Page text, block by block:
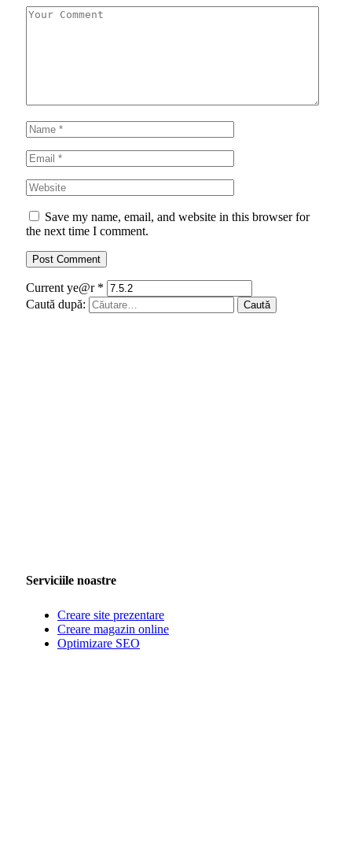
Save my name, email, and website in this browser for
the next time I comment.
Current ye@r *
Caută după:
Serviciile noastre
Creare site prezentare
Creare magazin online
Optimizare SEO